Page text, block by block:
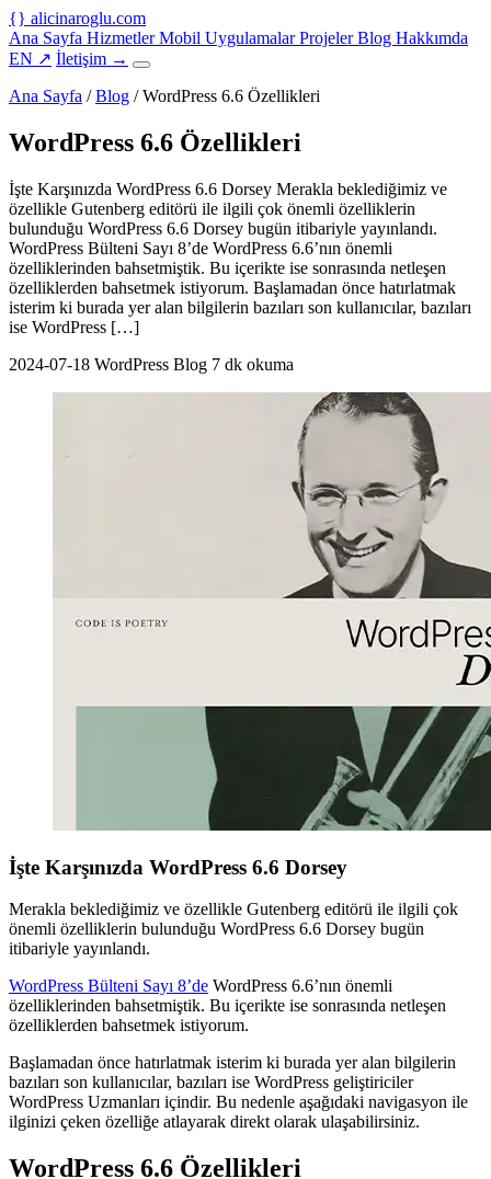
{} alicinaroglu.com
Ana Sayfa HizmetlerMobil UygulamalarProjelerBlog Hakkımda
EN ↗ İletişim →
Ana Sayfa /Blog /WordPress 6.6 Özellikleri
WordPress 6.6 Özellikleri
İşte Karşınızda WordPress 6.6 Dorsey Merakla beklediğimiz ve
özellikle Gutenberg editörü ile ilgili çok önemli özelliklerin
bulunduğu WordPress 6.6 Dorsey bugün itibariyle yayınlandı.
WordPress Bülteni Sayı 8’de WordPress 6.6’nın önemli
özelliklerinden bahsetmiştik. Bu içerikte ise sonrasında netleşen
özelliklerden bahsetmek istiyorum. Başlamadan önce hatırlatmak
isterim ki burada yer alan bilgilerin bazıları son kullanıcılar, bazıları
ise WordPress […]
2024-07-18 WordPress Blog 7 dk okuma
İşte Karşınızda WordPress 6.6 Dorsey
Merakla beklediğimiz ve özellikle Gutenberg editörü ile ilgili çok
önemli özelliklerin bulunduğu WordPress 6.6 Dorsey bugün
itibariyle yayınlandı.
WordPress Bülteni Sayı 8’de WordPress 6.6’nın önemli
özelliklerinden bahsetmiştik. Bu içerikte ise sonrasında netleşen
özelliklerden bahsetmek istiyorum.
Başlamadan önce hatırlatmak isterim ki burada yer alan bilgilerin
bazıları son kullanıcılar, bazıları ise WordPress geliştiriciler
WordPress Uzmanları içindir. Bu nedenle aşağıdaki navigasyon ile
ilginizi çeken özelliğe atlayarak direkt olarak ulaşabilirsiniz.
WordPress 6.6 Özellikleri